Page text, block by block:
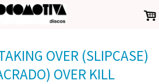
.
OVER (SLIPCASE)
OVER KILL